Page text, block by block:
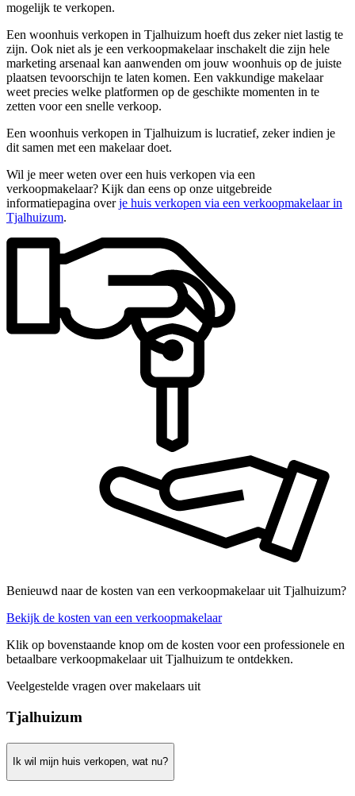
mogelijk te verkopen.
Een woonhuis verkopen in Tjalhuizum hoeft dus zeker niet lastig te
zijn. Ook niet als je een verkoopmakelaar inschakelt die zijn hele
marketing arsenaal kan aanwenden om jouw woonhuis op de juiste
plaatsen tevoorschijn te laten komen. Een vakkundige makelaar
weet precies welke platformen op de geschikte momenten in te
zetten voor een snelle verkoop.
Een woonhuis verkopen in Tjalhuizum is lucratief, zeker indien je
dit samen met een makelaar doet.
Wil je meer weten over een huis verkopen via een
verkoopmakelaar? Kijk dan eens op onze uitgebreide
informatiepagina overje huis verkopen via een verkoopmakelaar in
Tjalhuizum.
Benieuwd naar de kosten van een verkoopmakelaar uit Tjalhuizum?
Bekijk de kosten van een verkoopmakelaar
Klik op bovenstaande knop om de kosten voor een professionele en
betaalbare verkoopmakelaar uit Tjalhuizum te ontdekken.
Veelgestelde vragen over makelaars uit
Tjalhuizum
Ik wil mijn huis verkopen, wat nu?